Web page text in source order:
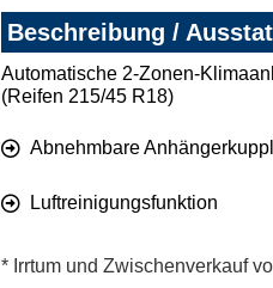
Beschreibung /
Automatische 2-Zonen-
(Reifen 215/45 R18)
Abnehmbare
Luftreinigungsfunktion
* Irrtum und Zwischenverkauf